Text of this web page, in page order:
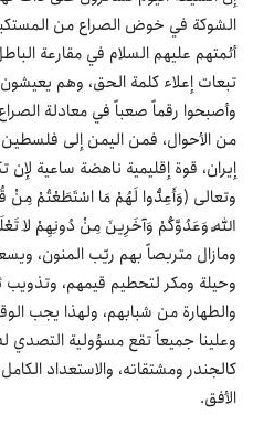
الشوكة في خوض الصراع من
أئمتهم عليهم السلام في مقارعة
تبعات إعلاء كلمة الحق، وهم
وأصبحوا رقماً صعباً في معادلة
من الأحوال، فمن اليمن إلى فلسطين
إيران، قوة إقليمية ناهضة ساعية
وتعالى (وَأَعِدُّوا لَهُمْ مَا اسْتَطَعْتُمْ
اللَّهِ وَعَدُوَّكُمْ وَآخَرِينَ مِنْ دُونِهِمْ لَا
ومازال متربصاً بهم ريّب المنون،
وحيلة ومكر لتحطيم قيمهم، وتذويب
والطهارة من شبابهم، ولهذا يجب
وعلينا جميعاً تقع مسؤولية
كالجندر ومشتقاته، والاستعداد
الأفق.